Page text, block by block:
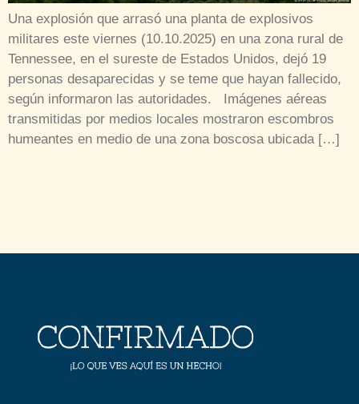
Una explosión que arrasó una planta de explosivos
militares este viernes (10.10.2025) en una zona rural de
Tennessee, en el sureste de Estados Unidos, dejó 19
personas desaparecidas y se teme que hayan fallecido,
según informaron las autoridades. Imágenes aéreas
transmitidas por medios locales mostraron escombros
humeantes en medio de una zona boscosa ubicada […]